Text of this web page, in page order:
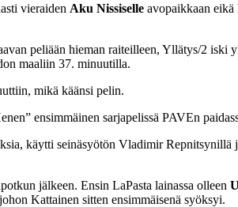
vieraiden Aku Nissiselle avopaikkaan eikä
peliään hieman raiteilleen, Yllätys/2 iski
maaliin 37. minuutilla.
mikä käänsi pelin.
ensimmäinen sarjapelissä PAVEn
käytti seinäsyötön Vladimir Repnitsynillä
jälkeen. Ensin LaPasta lainassa olleen
Kattainen sitten ensimmäisenä syöksyi.